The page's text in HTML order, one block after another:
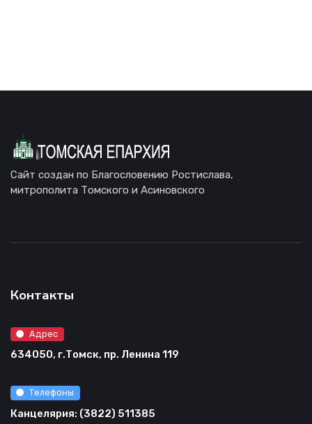
Сайт создан по Благословению Ростислава,
митрополита Томского и Асиновского
Контакты
Адрес
634050, г.Томск, пр. Ленина 119
Телефоны
Канцелярия: (3822) 511385